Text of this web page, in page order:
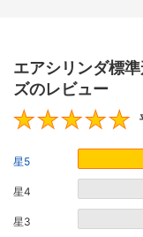
エアシリンダ標
ズのレビュー
星5
星4
星3